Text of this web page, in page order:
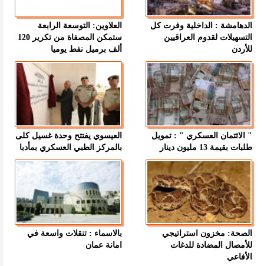
الدهامشة : الداخلية وفرت كل
التسهيلات لقدوم العراقيين
للأردن
العلاوين: التوسعة الرابعة
ستمكن المصفاة من تكرير 120
ألف برميل نفط يوميا
" الائتمان العسكري " : تمويل
طلبات بقيمة 13 مليون دينار
العيسوي يفتتح وحدة غسيل كلى
بالمركز الطبي العسكري بمأدبا
الصحة: مخزون استراتيجي
للأمصال المضادة للدغات
الأفاعي
بالاسماء : تنقلات واسعة في
امانة عمان